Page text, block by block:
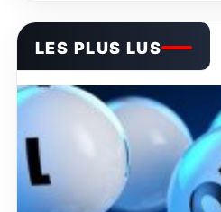
LES PLUS LUS